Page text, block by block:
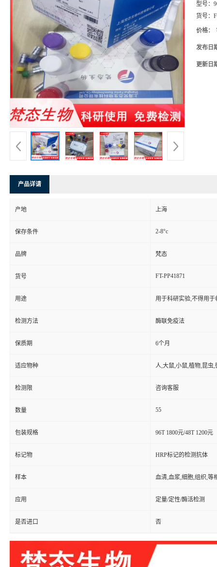
型号：
货号：
价格：
发布日
更新日
产品详请
产地 上海
保存条件 2-8°c
品牌 梵态
货号 FT-PP41871
用途 用于科研实验,不得用于
检测方法 酶联免疫法
保质期 6个月
适应物种 人,大鼠,小鼠,植物,昆虫,
检测限 咨询客服
数量 55
包装规格 96T 1800元/48T 1200元
标记物 HRP标记的检测抗体
样本 血清,血浆,细胞,组织,等
应用 定量/定性/酶活检测
是否进口 否